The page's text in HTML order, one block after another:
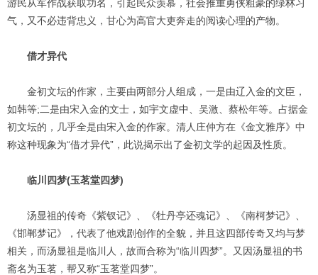
游民从军作战获取功名，引起民众羡慕，社会推重勇侠粗豪的绿林习
气，又不必违背忠义，甘心为高官大吏奔走的阅读心理的产物。
借才异代
金初文坛的作家，主要由两部分人组成，一是由辽入金的文臣，
如韩等;二是由宋入金的文士，如宇文虚中、吴激、蔡松年等。占据金
初文坛的，几乎全是由宋入金的作家。清人庄仲方在《金文雅序》中
称这种现象为“借才异代”，此说揭示出了金初文学的起因及性质。
临川四梦(玉茗堂四梦)
汤显祖的传奇《紫钗记》、《牡丹亭还魂记》、《南柯梦记》、
《邯郸梦记》，代表了他戏剧创作的全貌，并且这四部传奇又均与梦
相关，而汤显祖是临川人，故而合称为“临川四梦”。又因汤显祖的书
斋名为玉茗，帮又称“玉茗堂四梦”。